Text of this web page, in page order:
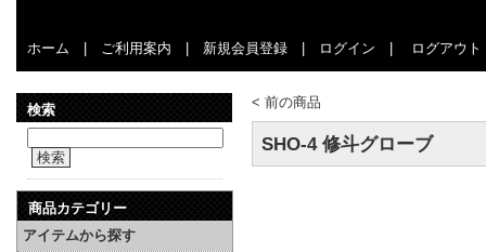
ホーム ご利用案内 新規会員登録 ログイン ログアウト
検索
検索
商品カテゴリー
アイテムから探す
< 前の商品
SHO-4 修斗グローブ